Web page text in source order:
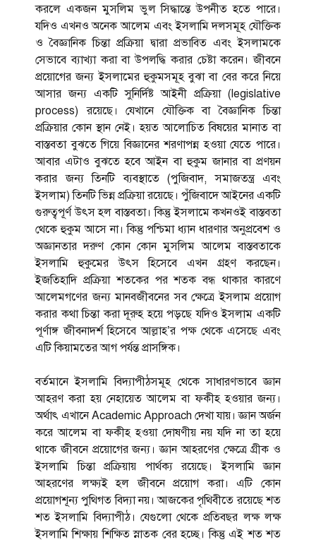
করলে একজন মুসলিম ভুল সিদ্ধান্তে উপনীত হতে পারে।
যদিও এখনও অনেক আলেম এবং ইসলামি দলসমূহ যৌক্তিক
ও বৈজ্ঞানিক চিন্তা প্রক্রিয়া দ্বারা প্রভাবিত এবং ইসলামকে
সেভাবে ব্যাখ্যা করা বা উপলদ্ধি করার চেষ্টা করেন। জীবনে
প্রয়োগের জন্য ইসলামের হুকুমসমূহ বুঝা বা বের করে নিয়ে
আসার জন্য একটি সুনির্দিষ্ট আইনী প্রক্রিয়া (legislative
process) রয়েছে। যেখানে যৌক্তিক বা বৈজ্ঞানিক চিন্তা
প্রক্রিয়ার কোন স্থান নেই। হয়ত আলোচিত বিষয়ের মানাত বা
বাস্তবতা বুঝতে গিয়ে বিজ্ঞানের শরণাপন্ন হওয়া যেতে পারে।
আবার এটাও বুঝতে হবে আইন বা হুকুম জানার বা প্রণয়ন
করার জন্য তিনটি ব্যবস্থাতে (পুজিবাদ, সমাজতন্ত্র এবং
ইসলাম) তিনটি ভিন্ন প্রক্রিয়া রয়েছে। পুঁজিবাদে আইনের একটি
গুরুত্বপূর্ণ উৎস হল বাস্তবতা। কিন্তু ইসলামে কখনওই বাস্তবতা
থেকে হুকুম আসে না। কিন্তু পশ্চিমা ধ্যান ধারণার অনুপ্রবেশ ও
অজ্ঞানতার দরুণ কোন কোন মুসলিম আলেম বাস্তবতাকে
ইসলামি হুকুমের উৎস হিসেবে এখন গ্রহণ করছেন।
ইজতিহাদি প্রক্রিয়া শতকের পর শতক বন্ধ থাকার কারণে
আলেমগণের জন্য মানবজীবনের সব ক্ষেত্রে ইসলাম প্রয়োগ
করার কথা চিন্তা করা দূরুহ হয়ে পড়ছে যদিও ইসলাম একটি
পূর্ণাঙ্গ জীবনাদর্শ হিসেবে আল্লাহ’র পক্ষ থেকে এসেছে এবং
এটি কিয়ামতের আগ পর্যন্ত প্রাসঙ্গিক।
বর্তমানে ইসলামি বিদ্যাপীঠসমূহ থেকে সাধারণভাবে জ্ঞান
আহরণ করা হয় নেহায়েত আলেম বা ফকীহ হওয়ার জন্য।
অর্থাৎ এখানে Academic Approach দেখা যায়। জ্ঞান অর্জন
করে আলেম বা ফকীহ হওয়া দোষণীয় নয় যদি না তা হয়ে
থাকে জীবনে প্রয়োগের জন্য। জ্ঞান আহরণের ক্ষেত্রে গ্রীক ও
ইসলামি চিন্তা প্রক্রিয়ায় পার্থক্য রয়েছে। ইসলামি জ্ঞান
আহরণের লক্ষ্যই হল জীবনে প্রয়োগ করা। এটি কোন
প্রয়োগশূন্য পুথিগত বিদ্যা নয়। আজকের পৃথিবীতে রয়েছে শত
শত ইসলামি বিদ্যাপীঠ। যেগুলো থেকে প্রতিবছর লক্ষ লক্ষ
ইসলামি শিক্ষায় শিক্ষিত স্নাতক বের হচ্ছে। কিন্তু এই শত শত